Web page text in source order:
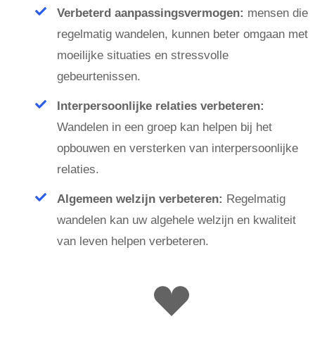
Verbeterd aanpassingsvermogen: mensen die
regelmatig wandelen, kunnen beter omgaan met
moeilijke situaties en stressvolle
gebeurtenissen.
Interpersoonlijke relaties verbeteren:
Wandelen in een groep kan helpen bij het
opbouwen en versterken van interpersoonlijke
relaties.
Algemeen welzijn verbeteren: Regelmatig
wandelen kan uw algehele welzijn en kwaliteit
van leven helpen verbeteren.